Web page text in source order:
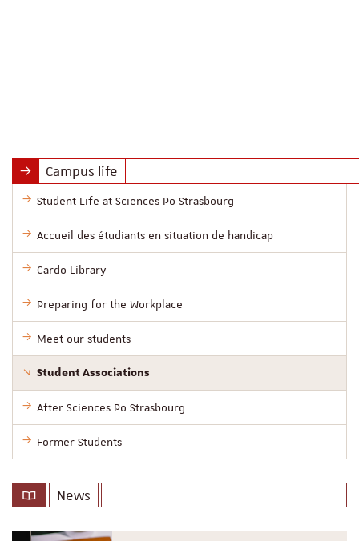
Campus life
Student Life at Sciences Po Strasbourg
Accueil des étudiants en situation de handicap
Cardo Library
Preparing for the Workplace
Meet our students
Student Associations
After Sciences Po Strasbourg
Former Students
News